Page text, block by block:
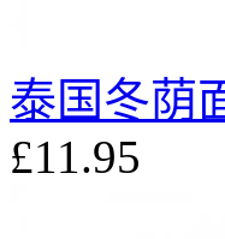
泰国冬荫
£11.95